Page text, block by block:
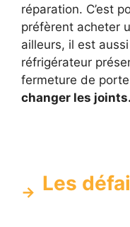
réparation. C’est
préfèrent acheter
ailleurs, il est
réfrigérateur
fermeture de
changer les joints.
Les